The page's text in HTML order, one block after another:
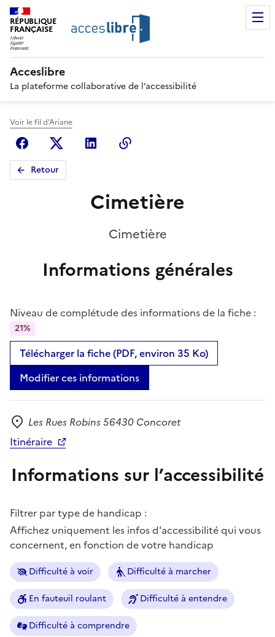
RÉPUBLIQUE
FRANÇAISE
Acceslibre
La plateforme collaborative de l’accessibilité
Voir le fil d'Ariane
FacebookX (anciennement Twitter)
Linkedin
Retour
Cimetière
Cimetière
Informations générales
Niveau de complétude des informations de la fiche :
21%
Télécharger la fiche (PDF, environ 35 Ko)
Modifier ces informations
Adresse
Les Rues Robins 56430 Concoret
Itinéraire
Informations sur l’accessibilité
Filtrer par type de handicap :
Affichez uniquement les infos d'accessibilité qui vous
concernent, en fonction de votre handicap
Difficulté à voir Difficulté à marcher
En fauteuil roulant Difficulté à entendre
Difficulté à comprendre